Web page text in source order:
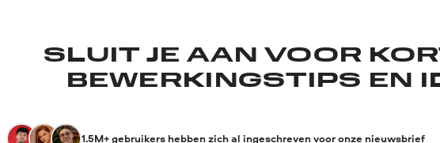
SLUIT JE AAN VOOR
BEWERKINGSTIPS EN
1.5M+ gebruikers hebben zich al ingeschreven voor onze nieuwsbrief